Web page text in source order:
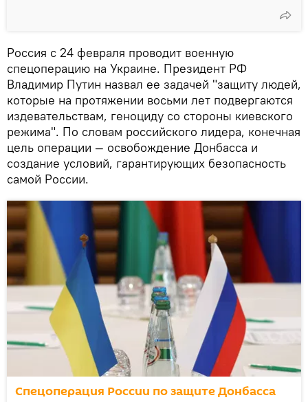
Россия с 24 февраля проводит военную
спецоперацию на Украине. Президент РФ
Владимир Путин назвал ее задачей "защиту людей,
которые на протяжении восьми лет подвергаются
издевательствам, геноциду со стороны киевского
режима". По словам российского лидера, конечная
цель операции — освобождение Донбасса и
создание условий, гарантирующих безопасность
самой России.
Спецоперация России по защите Донбасса